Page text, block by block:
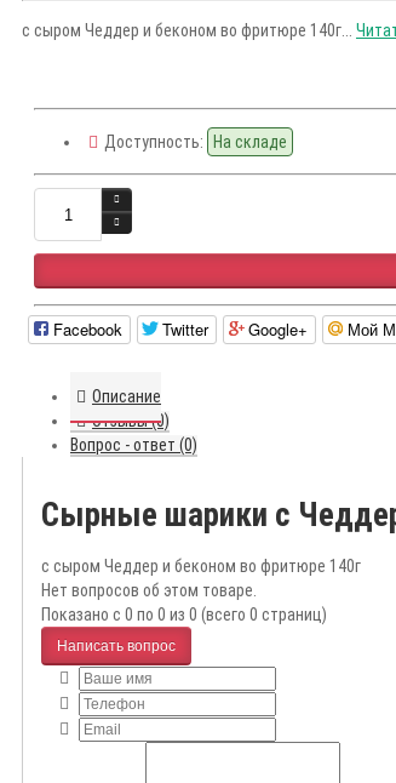
с сыром Чеддер и беконом во фритюре 140г...
Доступность: На складе
Facebook Twitter Google+ Мой
Описание
Отзывы (0)
Вопрос - ответ (0)
Сырные шарики с
с сыром Чеддер и беконом во фритюре 140г
Нет вопросов об этом товаре.
Показано с 0 по 0 из 0 (всего 0 страниц)
Написать вопрос